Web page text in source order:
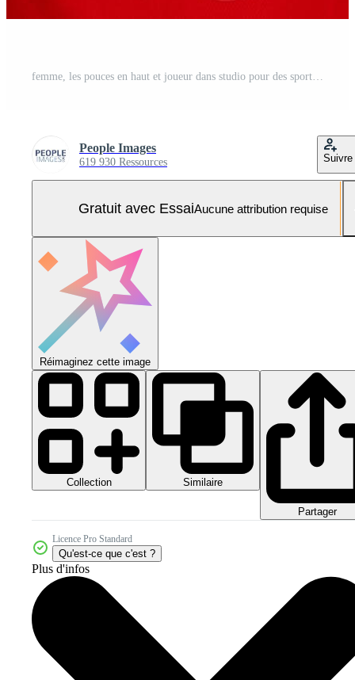
femme, les pouces en haut et joueur dans studio pour des sports, Oui et comme pour aptitude, Football et portrait par bleu Contexte. africain athlète, fille et content avec signe, icône et emoji pour football dans Nigeria Photo Pro
People Images
619 930 Ressources Suivre
Gratuit avec EssaiAucune attribution requise
Réimaginez cette image
Collection Similaire
Partager
Licence Pro Standard
Qu'est-ce que c'est ?
Plus d'infos